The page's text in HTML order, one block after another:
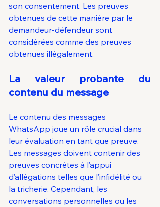
son consentement. Les preuves
obtenues de cette manière par le
demandeur-défendeur sont
considérées comme des preuves
obtenues illégalement.
La valeur probante du
contenu du message
Le contenu des messages
WhatsApp joue un rôle crucial dans
leur évaluation en tant que preuve.
Les messages doivent contenir des
preuves concrètes à l’appui
d’allégations telles que l’infidélité ou
la tricherie. Cependant, les
conversations personnelles ou les